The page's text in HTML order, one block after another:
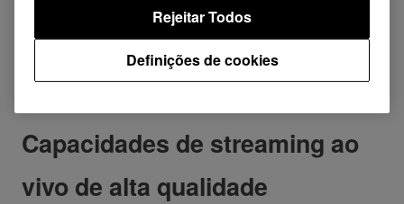
Capacidades de streaming ao
vivo de alta qualidade
Definições de cookies
Rejeitar Todos